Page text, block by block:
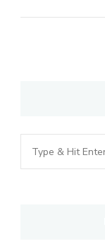
Looking
for